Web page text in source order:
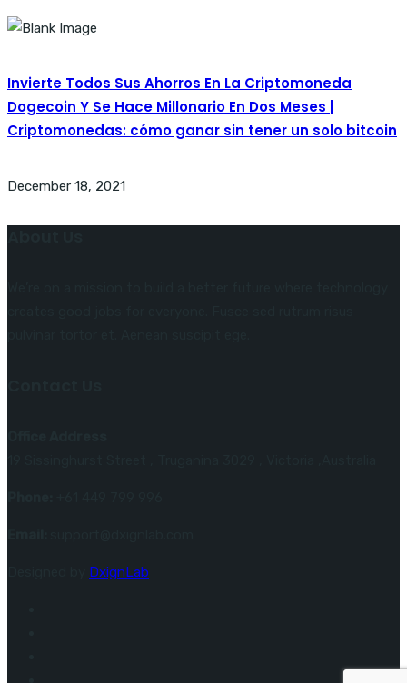
Invierte Todos Sus Ahorros En La Criptomoneda
Dogecoin Y Se Hace Millonario En Dos Meses |
Criptomonedas: cómo ganar sin tener un solo bitcoin
December 18, 2021
DxignLab